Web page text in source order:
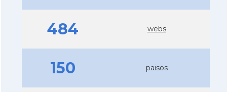
484 webs
150 països